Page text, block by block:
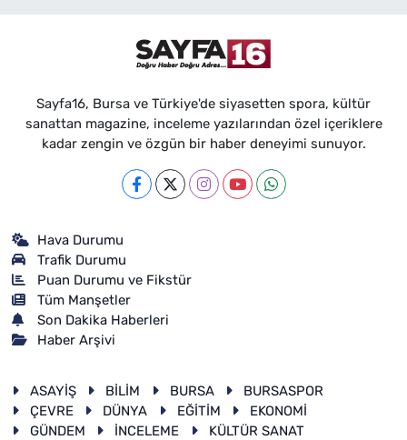
Sayfa16, Bursa ve Türkiye'de siyasetten spora, kültür
sanattan magazine, inceleme yazılarından özel içeriklere
kadar zengin ve özgün bir haber deneyimi sunuyor.
Hava Durumu
Trafik Durumu
Puan Durumu ve Fikstür
Tüm Manşetler
Son Dakika Haberleri
Haber Arşivi
ASAYİŞ BİLİM BURSA
BURSASPOR
ÇEVRE
DÜNYA EĞİTİM
EKONOMİ
GÜNDEM
İNCELEME
KÜLTÜR SANAT